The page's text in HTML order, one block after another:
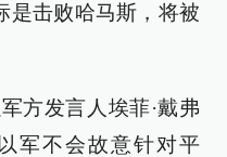
是击败哈马斯，将被
方发言人埃菲·戴弗
军不会故意针对平